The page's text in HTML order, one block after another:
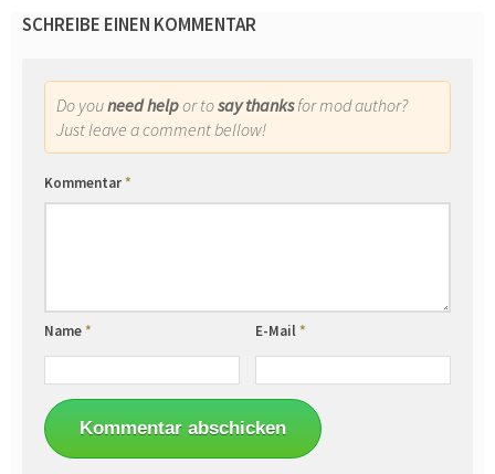
SCHREIBE EINEN KOMMENTAR
Do youneed helpor tosay thanksfor mod author?
Just leave a comment bellow!
Kommentar*
Name* E-Mail*